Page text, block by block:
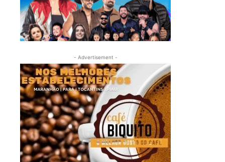
- Advertisement -